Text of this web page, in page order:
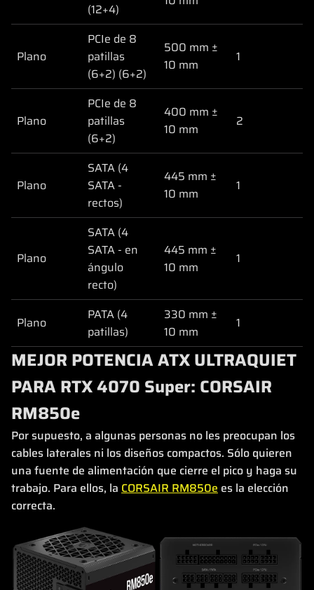
(12+4)
Plano
PCIe de 8
patillas
(6+2) (6+2)
500 mm ±
10 mm
1
Plano
PCIe de 8
patillas
(6+2)
400 mm ±
10 mm
2
Plano
SATA (4
SATA -
rectos)
445 mm ±
10 mm
1
Plano
SATA (4
SATA - en
ángulo
recto)
445 mm ±
10 mm
1
Plano
PATA (4
patillas)
330 mm ±
10 mm
1
MEJOR POTENCIA ATX ULTRAQUIET
PARA RTX 4070 Super: CORSAIR
RM850e
Por supuesto, a algunas personas no les preocupan los
cables laterales ni los diseños compactos. Sólo quieren
una fuente de alimentación que cierre el pico y haga su
trabajo. Para ellos, la CORSAIR RM850e es la elección
correcta.